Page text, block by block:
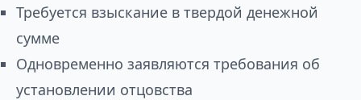
Требуется взыскание в твердой денежной
сумме
Одновременно заявляются требования об
установлении отцовства